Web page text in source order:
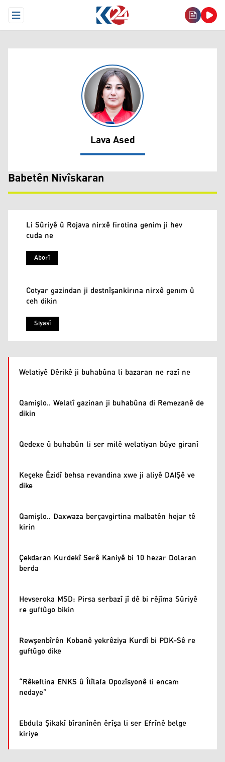
Open Menu
Lava Ased
Lava Ased
Babetên Nivîskaran
Aborî
Li Sûriyê û Rojava nirxê firotina genim ji hev
cuda ne
Siyasî
Cotyar gazindan ji destnîşankirına nirxê genım û
ceh dikin
Welatiyê Dêrikê ji buhabûna li bazaran ne razî ne
Qamişlo.. Welatî gazinan ji buhabûna di Remezanê de
dikin
Qedexe û buhabûn li ser milê welatiyan bûye giranî
Keçeke Êzidî behsa revandina xwe ji aliyê DAIŞê ve
dike
Qamişlo.. Daxwaza berçavgirtina malbatên hejar tê
kirin
Çekdaran Kurdekî Serê Kaniyê bi 10 hezar Dolaran
berda
Hevseroka MSD: Pirsa serbazî jî dê bi rêjîma Sûriyê
re guftûgo bikin
Rewşenbîrên Kobanê yekrêziya Kurdî bi PDK-Sê re
guftûgo dike
“Rêkeftina ENKS û Îtîlafa Opozîsyonê ti encam
nedaye”
Ebdula Şikakî bîranînên êrîşa li ser Efrînê belge
kiriye